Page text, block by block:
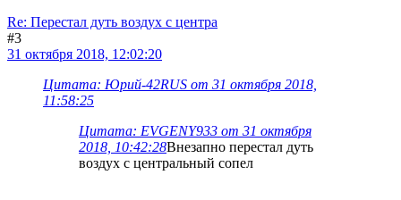
Re: Перестал дуть воздух с центра
#3
31 октября 2018, 12:02:20
Цитата: Юрий-42RUS от 31 октября 2018,
11:58:25
Цитата: EVGENY933 от 31 октября
2018, 10:42:28Внезапно перестал дуть
воздух с центральный сопел